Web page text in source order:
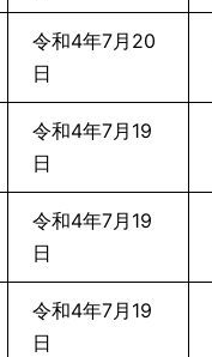
令和4年7月20
日
令和4年7月19
日
令和4年7月19
日
令和4年7月19
日